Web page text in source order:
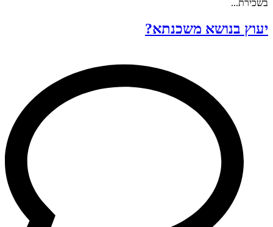
בשכירת...
יעוץ בנושא משכנתא?